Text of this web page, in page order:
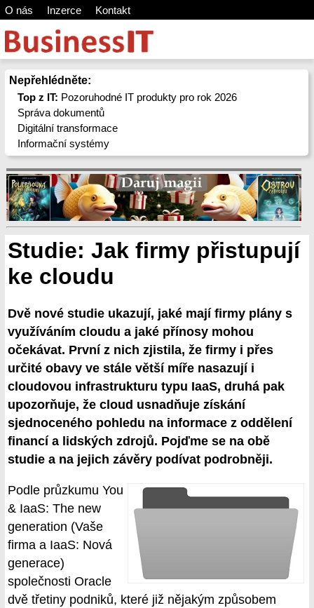
O nás Inzerce Kontakt
Nepřehlédněte:
Top z IT: Pozoruhodné IT produkty pro rok 2026
Správa dokumentů
Digitální transformace
Informační systémy
Studie: Jak firmy přistupují
ke cloudu
Dvě nové studie ukazují, jaké mají firmy plány s
využíváním cloudu a jaké přínosy mohou
očekávat. První z nich zjistila, že firmy i přes
určité obavy ve stále větší míře nasazují i
cloudovou infrastrukturu typu IaaS, druhá pak
upozorňuje, že cloud usnadňuje získání
sjednoceného pohledu na informace z oddělení
financí a lidských zdrojů. Pojďme se na obě
studie a na jejich závěry podívat podrobněji.
Podle průzkumu You
& IaaS: The new
generation (Vaše
firma a IaaS: Nová
generace)
společnosti Oracle
dvě třetiny podniků, které již nějakým způsobem